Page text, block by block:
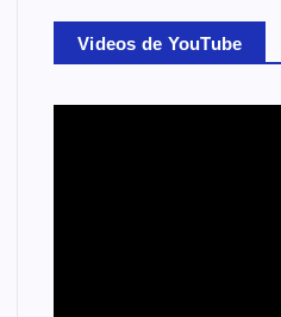
Videos de YouTube